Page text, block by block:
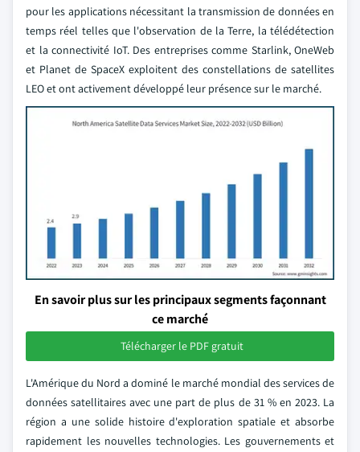
pour les applications nécessitant la transmission de données en
temps réel telles que l'observation de la Terre, la télédétection
et la connectivité IoT. Des entreprises comme Starlink, OneWeb
et Planet de SpaceX exploitent des constellations de satellites
LEO et ont activement développé leur présence sur le marché.
En savoir plus sur les principaux segments façonnant
ce marché
Télécharger le PDF gratuit
L'Amérique du Nord a dominé le marché mondial des services de
données satellitaires avec une part de plus de 31 % en 2023. La
région a une solide histoire d'exploration spatiale et absorbe
rapidement les nouvelles technologies. Les gouvernements et